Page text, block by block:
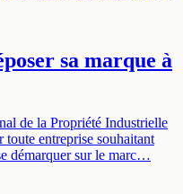
sa marque à
de la Propriété Industrielle
entreprise souhaitant
démarquer sur le marc…